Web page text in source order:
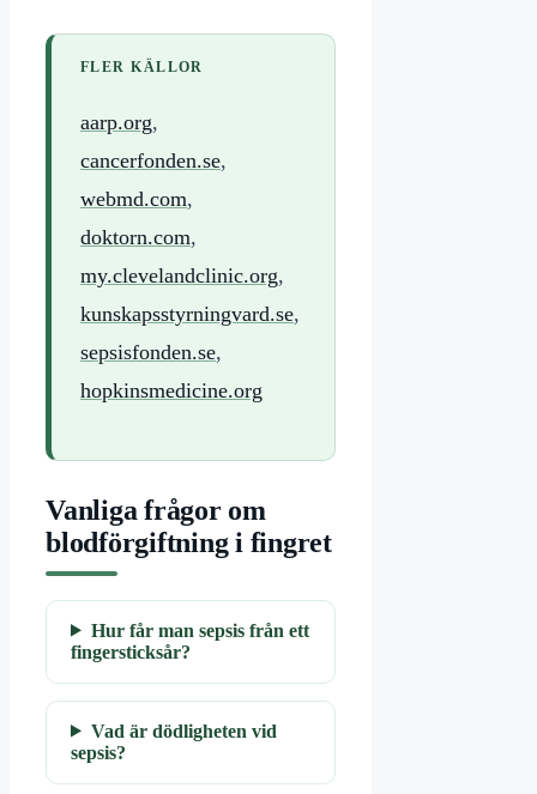
FLER KÄLLOR
aarp.org,
cancerfonden.se,
webmd.com,
doktorn.com,
my.clevelandclinic.org,
kunskapsstyrningvard.se,
sepsisfonden.se,
hopkinsmedicine.org
Vanliga frågor om
blodförgiftning i fingret
Hur får man sepsis från ett
fingersticksår?
Vad är dödligheten vid
sepsis?